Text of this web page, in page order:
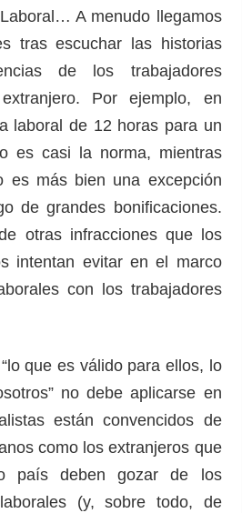
A menudo llegamos
tras escuchar las historias
de los trabajadores
Por ejemplo, en
laboral de 12 horas para un
es casi la norma, mientras
es más bien una excepción
de grandes bonificaciones.
otras infracciones que los
intentan evitar en el marco
con los trabajadores
que es válido para ellos, lo
no debe aplicarse en
están convencidos de
como los extranjeros que
país deben gozar de los
(y, sobre todo, de